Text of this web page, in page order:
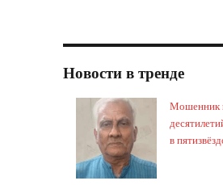
Новости в тренде
Мошенник
в